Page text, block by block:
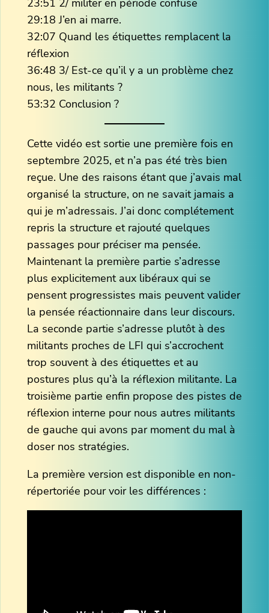
29:18 J’en ai marre.
32:07 Quand les étiquettes remplacent la
réflexion
36:48 3/ Est-ce qu’il y a un problème chez
nous, les militants ?
53:32 Conclusion ?
Cette vidéo est sortie une première fois en
septembre 2025, et n’a pas été très bien
reçue. Une des raisons étant que j’avais mal
organisé la structure, on ne savait jamais a
qui je m’adressais. J’ai donc complétement
repris la structure et rajouté quelques
passages pour préciser ma pensée.
Maintenant la première partie s’adresse
plus explicitement aux libéraux qui se
pensent progressistes mais peuvent valider
la pensée réactionnaire dans leur discours.
La seconde partie s’adresse plutôt à des
militants proches de LFI qui s’accrochent
trop souvent à des étiquettes et au
postures plus qu’à la réflexion militante. La
troisième partie enfin propose des pistes de
réflexion interne pour nous autres militants
de gauche qui avons par moment du mal à
doser nos stratégies.
La première version est disponible en non-
répertoriée pour voir les différences :